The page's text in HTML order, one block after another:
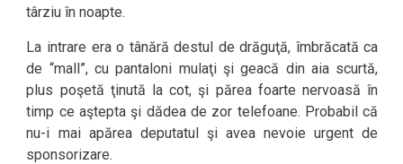
târziu în noapte.
La intrare era o tânără destul de drăguţă, îmbrăcată ca
de “mall”, cu pantaloni mulaţi şi geacă din aia scurtă,
plus poşetă ţinută la cot, şi părea foarte nervoasă în
timp ce aştepta şi dădea de zor telefoane. Probabil că
nu-i mai apărea deputatul şi avea nevoie urgent de
sponsorizare.